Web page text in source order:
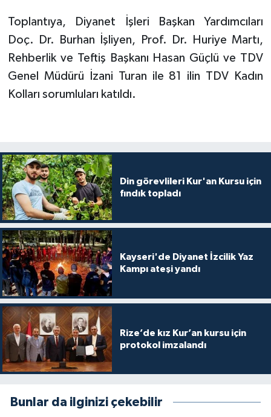
Toplantıya, Diyanet İşleri Başkan Yardımcıları
Doç. Dr. Burhan İşliyen, Prof. Dr. Huriye Martı,
Rehberlik ve Teftiş Başkanı Hasan Güçlü ve TDV
Genel Müdürü İzani Turan ile 81 ilin TDV Kadın
Kolları sorumluları katıldı.
Din görevlileri Kur'an Kursu için
fındık topladı
Kayseri'de Diyanet İzcilik Yaz
Kampı ateşi yandı
Rize’de kız Kur’an kursu için
protokol imzalandı
Bunlar da ilginizi çekebilir
Niğde Müftülüğü
Ordu Müftülüğü
Osmaniye Müftülüğü
Sakarya Müftülüğü
Samsun Müftülüğü
Siirt Müftülüğü
Sinop Müftülüğü
Sivas Müftülüğü
Şanlıurfa Müftülüğü
Şırnak Müftülüğü
Tekirdağ Müftülüğü
Tokat Müftülüğü